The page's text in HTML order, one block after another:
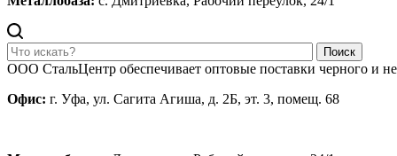
Поиск
ООО СтальЦентр обеспечивает оптовые поставки черного и
Офис: г. Уфа, ул. Сагита Агиша, д. 2Б, эт. 3, помещ. 68